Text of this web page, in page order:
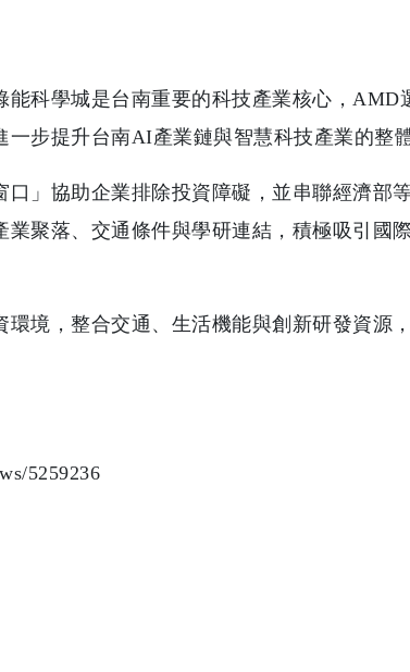
科學城是台南重要的科技產業核心，
步提升台南AI產業鏈與智慧科技產業的整體
」協助企業排除投資障礙，並串聯經濟部
聚落、交通條件與學研連結，積極吸引國
境，整合交通、生活機能與創新研發資源
5259236